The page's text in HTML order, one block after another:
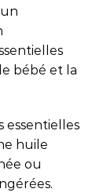
bébé et la
essentielles
huile
ou